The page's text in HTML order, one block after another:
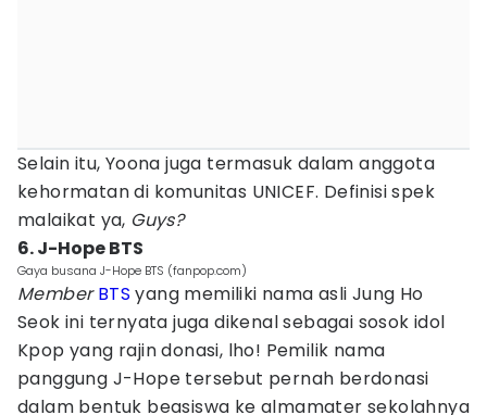
Selain itu, Yoona juga termasuk dalam anggota
kehormatan di komunitas UNICEF. Definisi spek
malaikat ya, Guys?
6. J-Hope BTS
Gaya busana J-Hope BTS (fanpop.com)
Member BTS yang memiliki nama asli Jung Ho
Seok ini ternyata juga dikenal sebagai sosok idol
Kpop yang rajin donasi, lho! Pemilik nama
panggung J-Hope tersebut pernah berdonasi
dalam bentuk beasiswa ke almamater sekolahnya